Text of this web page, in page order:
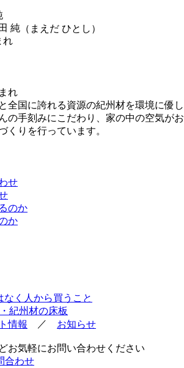
純 （まえだ ひとし）
れ
れ
全国に誇れる資源の紀州材を環境に優し
の手刻みにこだわり、家の中の空気がお
くりを行っています。
か
なく人から買うこと
紀州材の床板
情報 ／ お知らせ
お気軽にお問い合わせください
合わせ